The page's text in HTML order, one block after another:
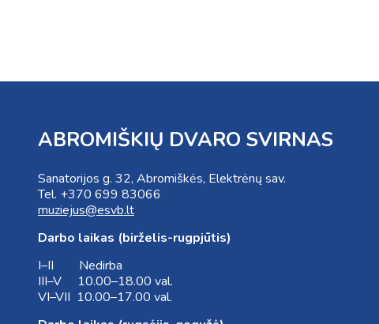
ABROMIŠKIŲ DVARO SVIRNAS
Sanatorijos g. 32, Abromiškės, Elektrėnų sav.
Tel. +370 699 83066
muziejus@esvb.lt
Darbo laikas (birželis-rugpjūtis)
I–II Nedirba
III–V 10.00–18.00 val.
VI–VII 10.00–17.00 val.